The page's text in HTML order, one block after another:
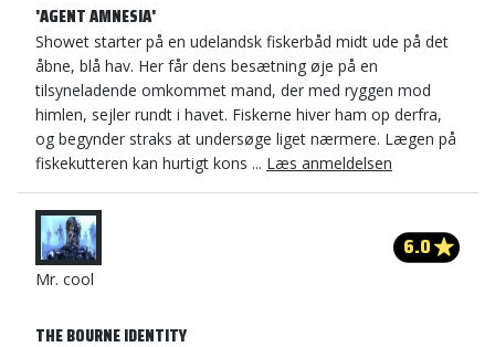
'AGENT AMNESIA'
Showet starter på en udelandsk fiskerbåd midt ude på det
åbne, blå hav. Her får dens besætning øje på en
tilsyneladende omkommet mand, der med ryggen mod
himlen, sejler rundt i havet. Fiskerne hiver ham op derfra,
og begynder straks at undersøge liget nærmere. Lægen på
fiskekutteren kan hurtigt kons ... Læs anmeldelsen
Mr. cool
6.0
THE BOURNE IDENTITY